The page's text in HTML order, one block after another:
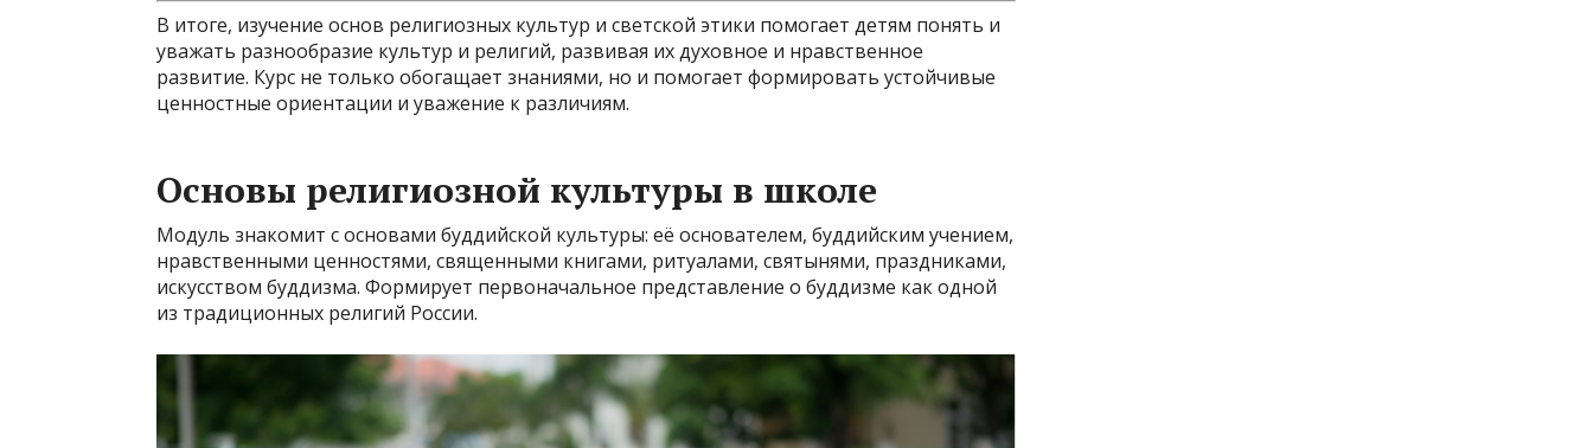
В итоге, изучение основ религиозных культур и светской этики помогает детям понять и
уважать разнообразие культур и религий, развивая их духовное и нравственное
развитие. Курс не только обогащает знаниями, но и помогает формировать устойчивые
ценностные ориентации и уважение к различиям.
Основы религиозной культуры в школе
Модуль знакомит с основами буддийской культуры: её основателем, буддийским учением,
нравственными ценностями, священными книгами, ритуалами, святынями, праздниками,
искусством буддизма. Формирует первоначальное представление о буддизме как одной
из традиционных религий России.